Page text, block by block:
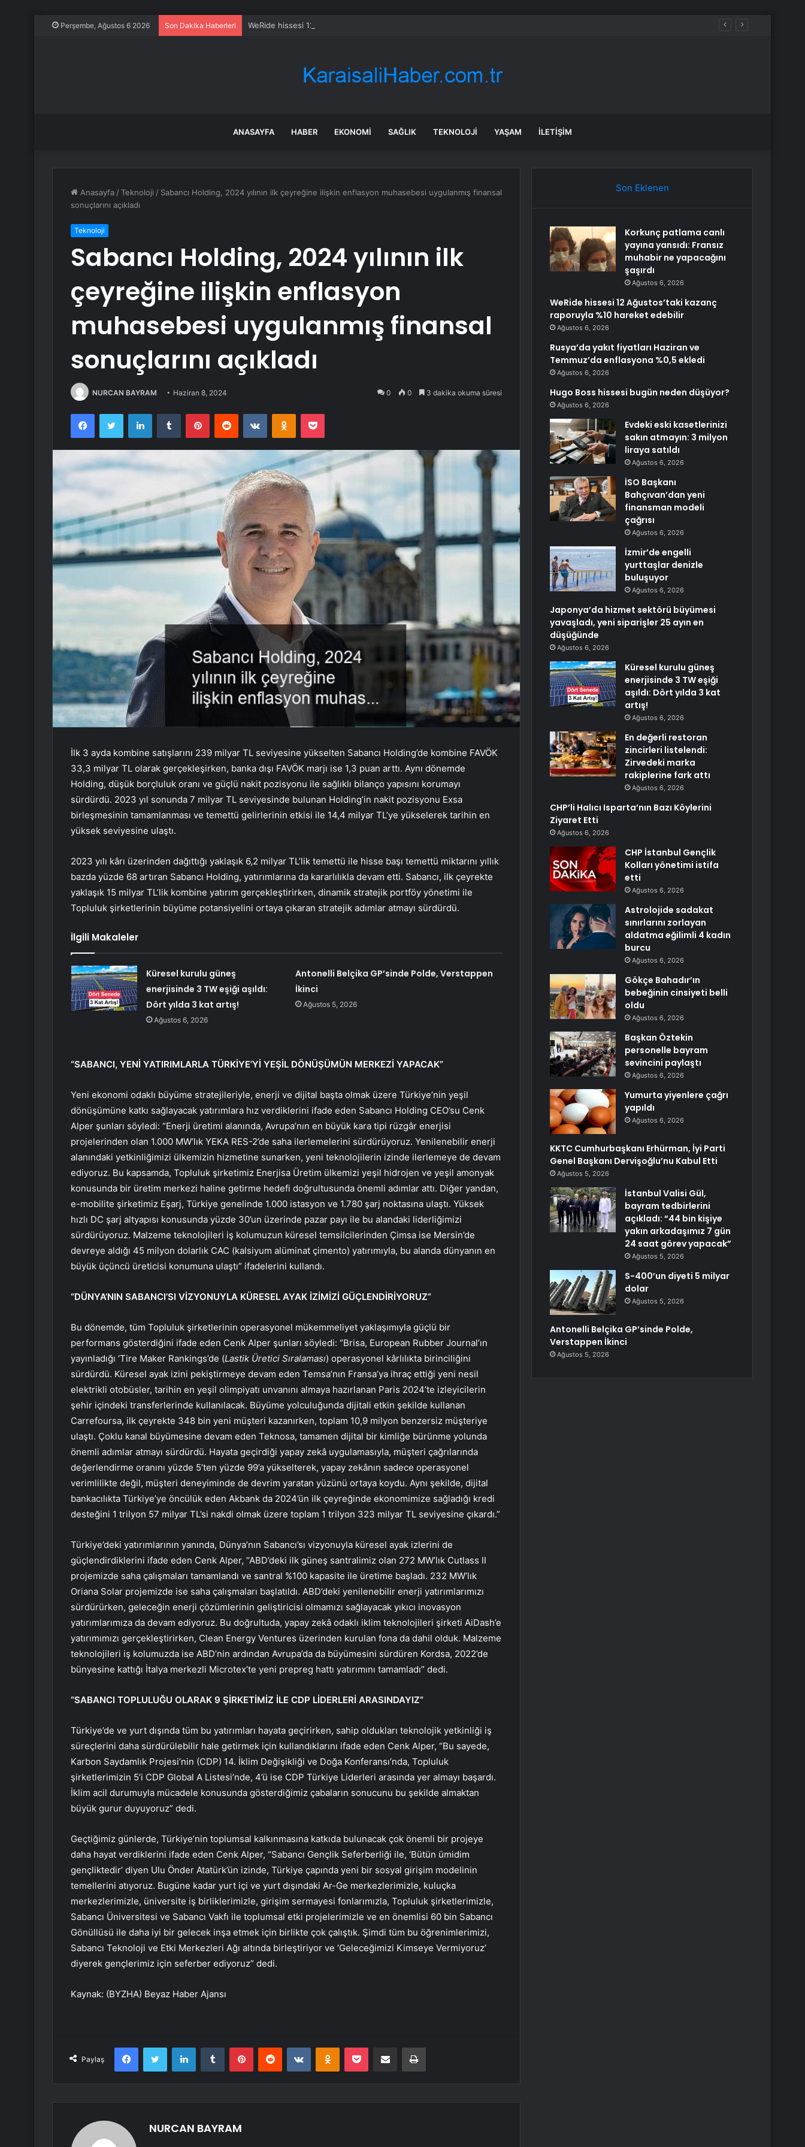
Perşembe, Ağustos 6 2026 Son Dakika Haberleri WeRide hissesi 12 Ağustos’taki kazanç raporuyla %10 hareket edebilir
ANASAYFA HABER EKONOMI SAĞLIK TEKNOLOJI YAŞAM İLETIŞIM
Anasayfa /Teknoloji / Sabancı Holding, 2024 yılının ilk çeyreğine ilişkin enflasyon muhasebesi uygulanmış finansal
sonuçlarını açıkladı
Teknoloji
Sabancı Holding, 2024 yılının ilk
çeyreğine ilişkin enflasyon
muhasebesi uygulanmış finansal
sonuçlarını açıkladı
NURCAN BAYRAM Haziran 8, 2024 0 0 3 dakika okuma süresi
FacebookTwitter LinkedInTumblr PinterestReddit VKontakteOdnoklassniki
Pocket
İlk 3 ayda kombine satışlarını 239 milyar TL seviyesine yükselten Sabancı Holding’de kombine FAVÖK
33,3 milyar TL olarak gerçekleşirken, banka dışı FAVÖK marjı ise 1,3 puan arttı. Aynı dönemde
Holding, düşük borçluluk oranı ve güçlü nakit pozisyonu ile sağlıklı bilanço yapısını korumayı
sürdürdü. 2023 yıl sonunda 7 milyar TL seviyesinde bulunan Holding’in nakit pozisyonu Exsa
birleşmesinin tamamlanması ve temettü gelirlerinin etkisi ile 14,4 milyar TL’ye yükselerek tarihin en
yüksek seviyesine ulaştı.
2023 yılı kârı üzerinden dağıttığı yaklaşık 6,2 milyar TL’lik temettü ile hisse başı temettü miktarını yıllık
bazda yüzde 68 artıran Sabancı Holding, yatırımlarına da kararlılıkla devam etti. Sabancı, ilk çeyrekte
yaklaşık 15 milyar TL’lik kombine yatırım gerçekleştirirken, dinamik stratejik portföy yönetimi ile
Topluluk şirketlerinin büyüme potansiyelini ortaya çıkaran stratejik adımlar atmayı sürdürdü.
İlgili Makaleler
Küresel kurulu güneş
enerjisinde 3 TW eşiği aşıldı:
Dört yılda 3 kat artış!
Ağustos 6, 2026
Antonelli Belçika GP’sinde Polde, Verstappen
İkinci
Ağustos 5, 2026
“SABANCI, YENİ YATIRIMLARLA TÜRKİYE’Yİ YEŞİL DÖNÜŞÜMÜN MERKEZİ YAPACAK”
Yeni ekonomi odaklı büyüme stratejileriyle, enerji ve dijital başta olmak üzere Türkiye’nin yeşil
dönüşümüne katkı sağlayacak yatırımlara hız verdiklerini ifade eden Sabancı Holding CEO’su Cenk
Alper şunları söyledi: “Enerji üretimi alanında, Avrupa’nın en büyük kara tipi rüzgâr enerjisi
projelerinden olan 1.000 MW’lık YEKA RES-2’de saha ilerlemelerini sürdürüyoruz. Yenilenebilir enerji
alanındaki yetkinliğimizi ülkemizin hizmetine sunarken, yeni teknolojilerin izinde ilerlemeye de devam
ediyoruz. Bu kapsamda, Topluluk şirketimiz Enerjisa Üretim ülkemizi yeşil hidrojen ve yeşil amonyak
konusunda bir üretim merkezi haline getirme hedefi doğrultusunda önemli adımlar attı. Diğer yandan,
e-mobilite şirketimiz Eşarj, Türkiye genelinde 1.000 istasyon ve 1.780 şarj noktasına ulaştı. Yüksek
hızlı DC şarj altyapısı konusunda yüzde 30’un üzerinde pazar payı ile bu alandaki liderliğimizi
sürdürüyoruz. Malzeme teknolojileri iş kolumuzun küresel temsilcilerinden Çimsa ise Mersin’de
devreye aldığı 45 milyon dolarlık CAC (kalsiyum alüminat çimento) yatırımıyla, bu alanda dünyanın en
büyük üçüncü üreticisi konumuna ulaştı” ifadelerini kullandı.
“DÜNYA’NIN SABANCI’SI VİZYONUYLA KÜRESEL AYAK İZİMİZİ GÜÇLENDİRİYORUZ”
Bu dönemde, tüm Topluluk şirketlerinin operasyonel mükemmeliyet yaklaşımıyla güçlü bir
performans gösterdiğini ifade eden Cenk Alper şunları söyledi: “Brisa, European Rubber Journal’ın
yayınladığı ‘Tire Maker Rankings’de (Lastik Üretici Sıralaması) operasyonel kârlılıkta birinciliğini
sürdürdü. Küresel ayak izini pekiştirmeye devam eden Temsa’nın Fransa’ya ihraç ettiği yeni nesil
elektrikli otobüsler, tarihin en yeşil olimpiyatı unvanını almaya hazırlanan Paris 2024’te izleyicilerin
şehir içindeki transferlerinde kullanılacak. Büyüme yolculuğunda dijitali etkin şekilde kullanan
Carrefoursa, ilk çeyrekte 348 bin yeni müşteri kazanırken, toplam 10,9 milyon benzersiz müşteriye
ulaştı. Çoklu kanal büyümesine devam eden Teknosa, tamamen dijital bir kimliğe bürünme yolunda
önemli adımlar atmayı sürdürdü. Hayata geçirdiği yapay zekâ uygulamasıyla, müşteri çağrılarında
değerlendirme oranını yüzde 5’ten yüzde 99’a yükselterek, yapay zekânın sadece operasyonel
verimlilikte değil, müşteri deneyiminde de devrim yaratan yüzünü ortaya koydu. Aynı şekilde, dijital
bankacılıkta Türkiye’ye öncülük eden Akbank da 2024’ün ilk çeyreğinde ekonomimize sağladığı kredi
desteğini 1 trilyon 57 milyar TL’si nakdi olmak üzere toplam 1 trilyon 323 milyar TL seviyesine çıkardı.”
Türkiye’deki yatırımlarının yanında, Dünya’nın Sabancı’sı vizyonuyla küresel ayak izlerini de
güçlendirdiklerini ifade eden Cenk Alper, “ABD’deki ilk güneş santralimiz olan 272 MW’lık Cutlass II
projemizde saha çalışmaları tamamlandı ve santral %100 kapasite ile üretime başladı. 232 MW’lık
Oriana Solar projemizde ise saha çalışmaları başlatıldı. ABD’deki yenilenebilir enerji yatırımlarımızı
sürdürürken, geleceğin enerji çözümlerinin geliştiricisi olmamızı sağlayacak yıkıcı inovasyon
yatırımlarımıza da devam ediyoruz. Bu doğrultuda, yapay zekâ odaklı iklim teknolojileri şirketi AiDash’e
yatırımımızı gerçekleştirirken, Clean Energy Ventures üzerinden kurulan fona da dahil olduk. Malzeme
teknolojileri iş kolumuzda ise ABD’nin ardından Avrupa’da da büyümesini sürdüren Kordsa, 2022’de
bünyesine kattığı İtalya merkezli Microtex’te yeni prepreg hattı yatırımını tamamladı” dedi.
“SABANCI TOPLULUĞU OLARAK 9 ŞİRKETİMİZ İLE CDP LİDERLERİ ARASINDAYIZ”
Türkiye’de ve yurt dışında tüm bu yatırımları hayata geçirirken, sahip oldukları teknolojik yetkinliği iş
süreçlerini daha sürdürülebilir hale getirmek için kullandıklarını ifade eden Cenk Alper, “Bu sayede,
Karbon Saydamlık Projesi’nin (CDP) 14. İklim Değişikliği ve Doğa Konferansı’nda, Topluluk
şirketlerimizin 5’i CDP Global A Listesi’nde, 4’ü ise CDP Türkiye Liderleri arasında yer almayı başardı.
İklim acil durumuyla mücadele konusunda gösterdiğimiz çabaların sonucunu bu şekilde almaktan
büyük gurur duyuyoruz” dedi.
Geçtiğimiz günlerde, Türkiye’nin toplumsal kalkınmasına katkıda bulunacak çok önemli bir projeye
daha hayat verdiklerini ifade eden Cenk Alper, “Sabancı Gençlik Seferberliği ile, ‘Bütün ümidim
gençliktedir’ diyen Ulu Önder Atatürk’ün izinde, Türkiye çapında yeni bir sosyal girişim modelinin
temellerini atıyoruz. Bugüne kadar yurt içi ve yurt dışındaki Ar-Ge merkezlerimizle, kuluçka
merkezlerimizle, üniversite iş birliklerimizle, girişim sermayesi fonlarımızla, Topluluk şirketlerimizle,
Sabancı Üniversitesi ve Sabancı Vakfı ile toplumsal etki projelerimizle ve en önemlisi 60 bin Sabancı
Gönüllüsü ile daha iyi bir gelecek inşa etmek için birlikte çok çalıştık. Şimdi tüm bu öğrenimlerimizi,
Sabancı Teknoloji ve Etki Merkezleri Ağı altında birleştiriyor ve ‘Geleceğimizi Kimseye Vermiyoruz’
diyerek gençlerimiz için seferber ediyoruz” dedi.
Kaynak: (BYZHA) Beyaz Haber Ajansı
Paylaş
FacebookTwitter LinkedInTumblr PinterestReddit VKontakteOdnoklassniki
Pocket E-Posta ile paylaş Yazdır
NURCAN BAYRAM
Son Eklenen
Korkunç patlama canlı
yayına yansıdı: Fransız
muhabir ne yapacağını
şaşırdı
Ağustos 6, 2026
WeRide hissesi 12 Ağustos’taki kazanç
raporuyla %10 hareket edebilir
Ağustos 6, 2026
Rusya’da yakıt fiyatları Haziran ve
Temmuz’da enflasyona %0,5 ekledi
Ağustos 6, 2026
Hugo Boss hissesi bugün neden düşüyor?
Ağustos 6, 2026
Evdeki eski kasetlerinizi
sakın atmayın: 3 milyon
liraya satıldı
Ağustos 6, 2026
İSO Başkanı
Bahçıvan’dan yeni
finansman modeli
çağrısı
Ağustos 6, 2026
İzmir’de engelli
yurttaşlar denizle
buluşuyor
Ağustos 6, 2026
Japonya’da hizmet sektörü büyümesi
yavaşladı, yeni siparişler 25 ayın en
düşüğünde
Ağustos 6, 2026
Küresel kurulu güneş
enerjisinde 3 TW eşiği
aşıldı: Dört yılda 3 kat
artış!
Ağustos 6, 2026
En değerli restoran
zincirleri listelendi:
Zirvedeki marka
rakiplerine fark attı
Ağustos 6, 2026
CHP’li Halıcı Isparta’nın Bazı Köylerini
Ziyaret Etti
Ağustos 6, 2026
CHP İstanbul Gençlik
Kolları yönetimi istifa
etti
Ağustos 6, 2026
Astrolojide sadakat
sınırlarını zorlayan
aldatma eğilimli 4 kadın
burcu
Ağustos 6, 2026
Gökçe Bahadır’ın
bebeğinin cinsiyeti belli
oldu
Ağustos 6, 2026
Başkan Öztekin
personelle bayram
sevincini paylaştı
Ağustos 6, 2026
Yumurta yiyenlere çağrı
yapıldı
Ağustos 6, 2026
KKTC Cumhurbaşkanı Erhürman, İyi Parti
Genel Başkanı Dervişoğlu’nu Kabul Etti
Ağustos 5, 2026
İstanbul Valisi Gül,
bayram tedbirlerini
açıkladı: “44 bin kişiye
yakın arkadaşımız 7 gün
24 saat görev yapacak”
Ağustos 5, 2026
S-400’un diyeti 5 milyar
dolar
Ağustos 5, 2026
Antonelli Belçika GP’sinde Polde,
Verstappen İkinci
Ağustos 5, 2026